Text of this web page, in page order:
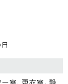
室、更衣室、静